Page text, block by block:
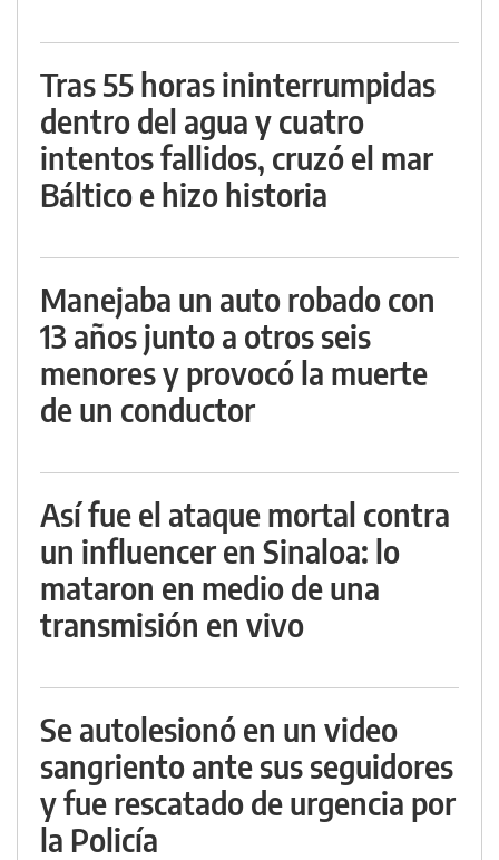
Tras 55 horas ininterrumpidas
dentro del agua y cuatro
intentos fallidos, cruzó el mar
Báltico e hizo historia
Manejaba un auto robado con
13 años junto a otros seis
menores y provocó la muerte
de un conductor
Así fue el ataque mortal contra
un influencer en Sinaloa: lo
mataron en medio de una
transmisión en vivo
Se autolesionó en un video
sangriento ante sus seguidores
y fue rescatado de urgencia por
la Policía